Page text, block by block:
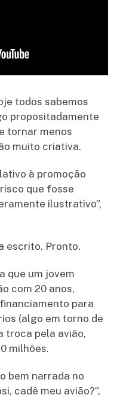
todos sabemos
propositadamente
e tornar menos
muito criativa.
à promoção
que fosse
ilustrativo”,
escrito. Pronto.
que um jovem
com 20 anos,
para
(algo em torno de
troca pela avião,
milhões.
bem narrada no
cadê meu avião?”,